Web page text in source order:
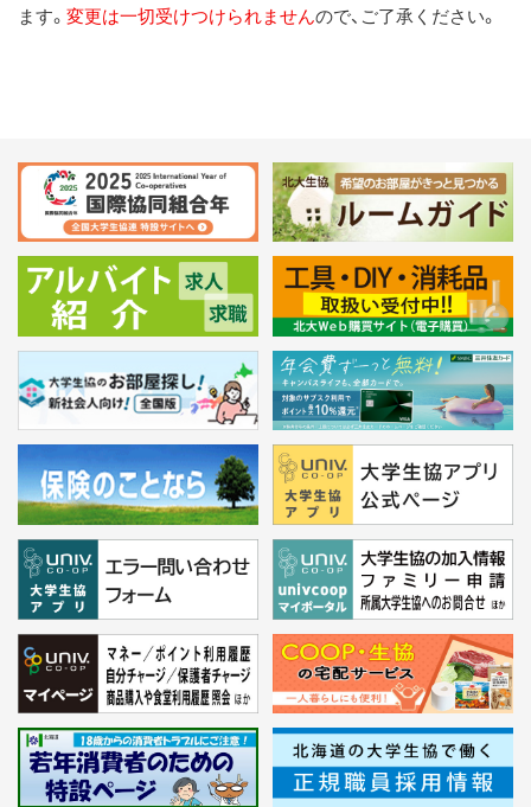
ます。 変更は一切受けつけられませんので、ご了承ください。